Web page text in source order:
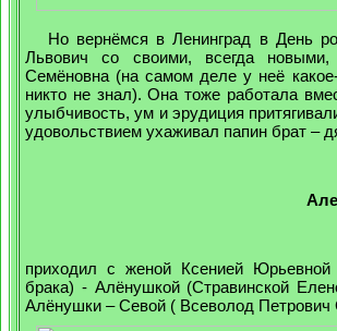
Но вернёмся в Ленинград в День
Львович со своими, всегда
Семёновна (на самом деле у неё
никто не знал). Она тоже работала
улыбчивость, ум и эрудиция
удовольствием ухаживал папин брат –
приходил с женой Ксенией
брака) - Алёнушкой (Стравинской
Алёнушки – Севой ( Всеволод Петрович